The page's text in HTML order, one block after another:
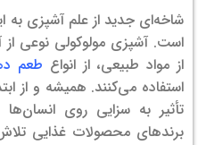
شاخه‌‌ای جدید از علم آشپزی
است. آشپزی مولوکولی نوعی
از مواد طبیعی، از انواع طعم
استفاده می‌کنند. همیشه و از
تأثیر به سزایی روی
برندهای محصولات غذایی